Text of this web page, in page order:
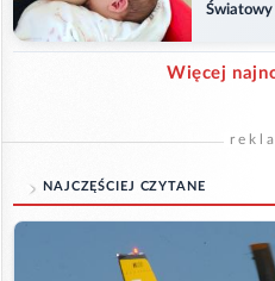
Światowy
Więcej
NAJCZĘŚCIEJ CZYTANE